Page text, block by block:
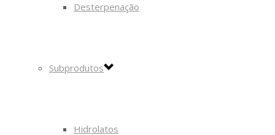
Desterpenação
Subprodutos
Hidrolatos